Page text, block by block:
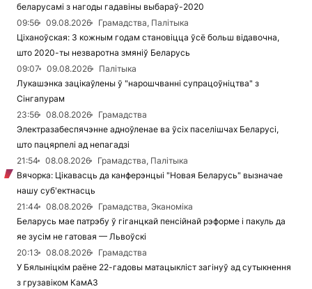
беларусамі з нагоды гадавіны выбараў-2020
09:56
09.08.2026
Грамадства, Палітыка
Ціханоўская: З кожным годам становіцца ўсё больш відавочна,
што 2020-ты незваротна змяніў Беларусь
09:07
09.08.2026
Палітыка
Лукашэнка зацікаўлены ў "нарошчванні супрацоўніцтва" з
Сінгапурам
23:56
08.08.2026
Грамадства
Электразабеспячэнне адноўленае ва ўсіх паселішчах Беларусі,
што пацярпелі ад непагадзі
21:54
08.08.2026
Грамадства, Палітыка
Вячорка: Цікавасць да канферэнцыі "Новая Беларусь" вызначае
нашу суб'ектнасць
21:44
08.08.2026
Грамадства, Эканоміка
Беларусь мае патрэбу ў гіганцкай пенсійнай рэформе і пакуль да
яе зусім не гатовая — Львоўскі
20:13
08.08.2026
Грамадства
У Бялыніцкім раёне 22-гадовы матацыкліст загінуў ад сутыкнення
з грузавіком КамАЗ